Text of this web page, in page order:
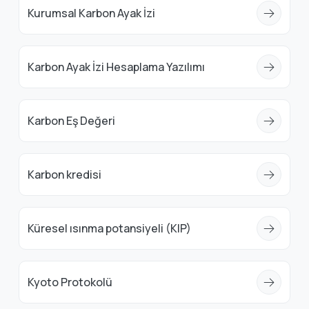
Kurumsal Karbon Ayak İzi
Karbon Ayak İzi Hesaplama Yazılımı
Karbon Eş Değeri
Karbon kredisi
Küresel ısınma potansiyeli (KIP)
Kyoto Protokolü